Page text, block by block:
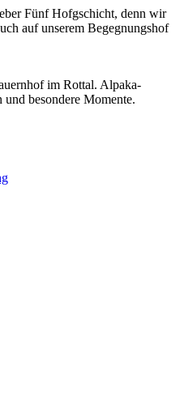
Fünf Hofgschicht, denn wir
auf unserem Begegnungshof
im Rottal. Alpaka-
besondere Momente.